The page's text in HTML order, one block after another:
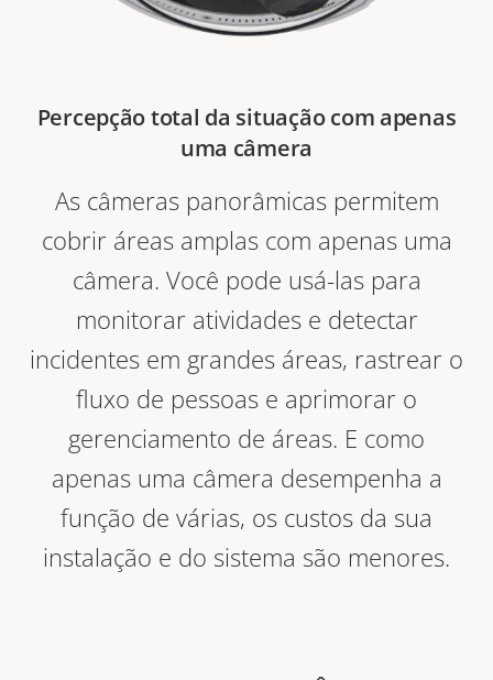
Percepção total da situação com apenas
uma câmera
As câmeras panorâmicas permitem
cobrir áreas amplas com apenas uma
câmera. Você pode usá-las para
monitorar atividades e detectar
incidentes em grandes áreas, rastrear o
fluxo de pessoas e aprimorar o
gerenciamento de áreas. E como
apenas uma câmera desempenha a
função de várias, os custos da sua
instalação e do sistema são menores.